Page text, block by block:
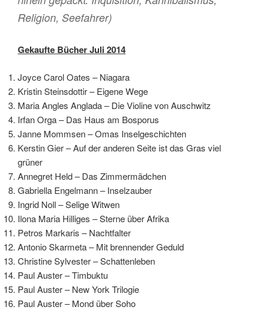
Religion, Seefahrer)
Gekaufte Bücher Juli 2014
Joyce Carol Oates – Niagara
Kristin Steinsdottir – Eigene Wege
Maria Angles Anglada – Die Violine von Auschwitz
Irfan Orga – Das Haus am Bosporus
Janne Mommsen – Omas Inselgeschichten
Kerstin Gier – Auf der anderen Seite ist das Gras viel
grüner
Annegret Held – Das Zimmermädchen
Gabriella Engelmann – Inselzauber
Ingrid Noll – Selige Witwen
Ilona Maria Hilliges – Sterne über Afrika
Petros Markaris – Nachtfalter
Antonio Skarmeta – Mit brennender Geduld
Christine Sylvester – Schattenleben
Paul Auster – Timbuktu
Paul Auster – New York Trilogie
Paul Auster – Mond über Soho